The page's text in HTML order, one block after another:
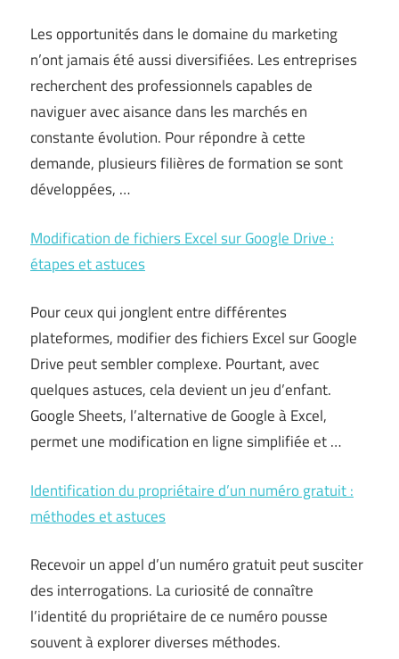
Les opportunités dans le domaine du marketing
n’ont jamais été aussi diversifiées. Les entreprises
recherchent des professionnels capables de
naviguer avec aisance dans les marchés en
constante évolution. Pour répondre à cette
demande, plusieurs filières de formation se sont
développées, …
Modification de fichiers Excel sur Google Drive :
étapes et astuces
Pour ceux qui jonglent entre différentes
plateformes, modifier des fichiers Excel sur Google
Drive peut sembler complexe. Pourtant, avec
quelques astuces, cela devient un jeu d’enfant.
Google Sheets, l’alternative de Google à Excel,
permet une modification en ligne simplifiée et …
Identification du propriétaire d’un numéro gratuit :
méthodes et astuces
Recevoir un appel d’un numéro gratuit peut susciter
des interrogations. La curiosité de connaître
l’identité du propriétaire de ce numéro pousse
souvent à explorer diverses méthodes.